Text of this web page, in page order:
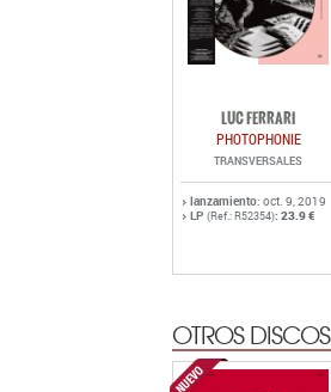
LUC FERRARI
PHOTOPHONIE
TRANSVERSALES
lanzamiento: oct. 9, 2019
LP (Ref.: R52354): 23.9 €
OTROS